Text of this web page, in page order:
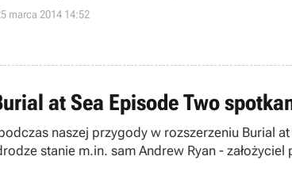
Jest to pożegnalna gra studia Irrational
marca 2014 14:52
at Sea Episode Two
naszej przygody w rozszerzeniu Burial
stanie m.in. sam Andrew Ryan -